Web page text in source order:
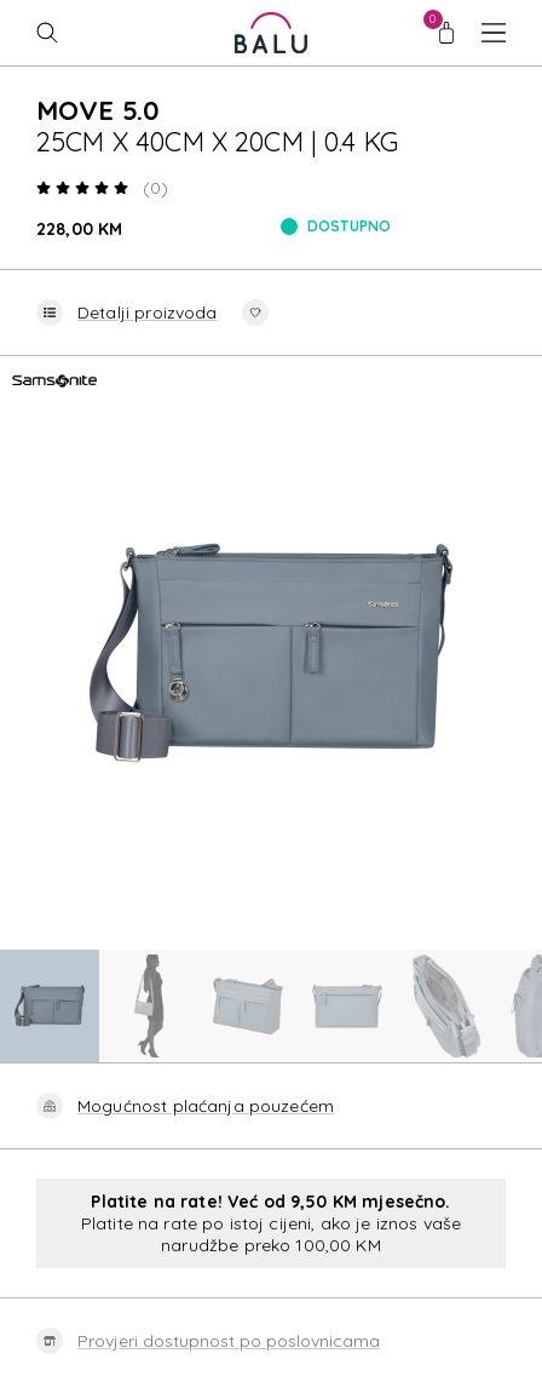
0
MOVE 5.0
25CM X 40CM X 20CM | 0.4 KG
(0)
228,00 KM
DOSTUPNO
Detalji proizvoda
Mogućnost plaćanja pouzećem
Platite na rate! Već od 9,50 KM mjesečno.
Platite na rate po istoj cijeni, ako je iznos vaše
narudžbe preko 100,00 KM
Provjeri dostupnost po poslovnicama